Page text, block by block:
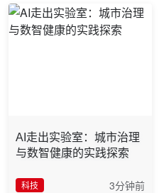
AI走出实验室：城市治理
与数智健康的实践探索
科技 3分钟前